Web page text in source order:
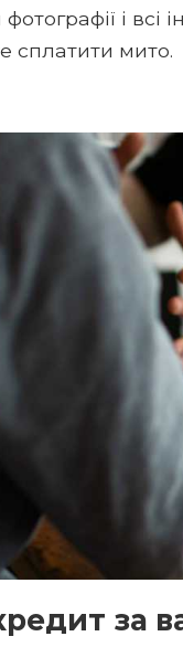
і
сплатити мито.
за